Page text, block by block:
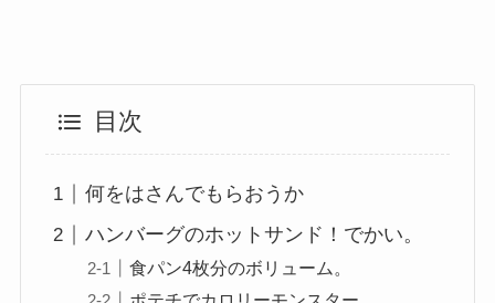
目次
何をはさんでもらおうか
ハンバーグのホットサンド！でかい。
食パン4枚分のボリューム。